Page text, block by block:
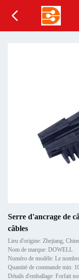
Serre d'ancrage de
câbles
Lieu d'origine: Zhejiang, Chine
Nom de marque: DOWELL
Numéro de modèle: Le
Quantité de commande min:
Détails d'emballage: Forfait